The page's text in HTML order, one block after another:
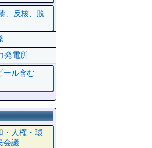
、反核、脱
発電所
ール含む
・人権・環
会議